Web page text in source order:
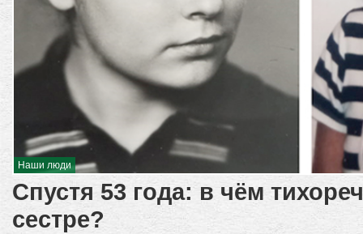
Наши люди
Спустя 53 года: в чём
сестре?